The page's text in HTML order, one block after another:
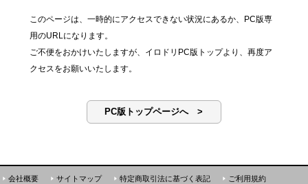
このページは、一時的にアクセスできない状況にあるか、PC版専
用のURLになります。
ご不便をおかけいたしますが、イロドリPC版トップより、再度ア
クセスをお願いいたします。
PC版トップページへ >
会社概要 サイトマップ 特定商取引法に基づく表記
ご利用規約